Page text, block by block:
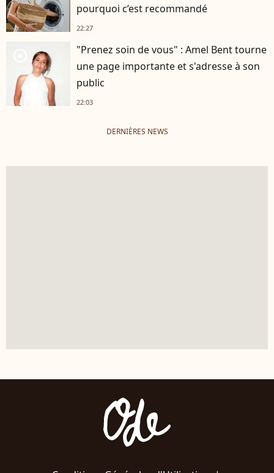
pourquoi c’est recommandé
22:27
"Prenez soin de vous" : Amel Bent tourne
une page importante et s'adresse à son
public
22:03
DERNIÈRES NEWS